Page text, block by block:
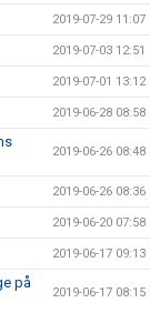
2019-07-29 11:07
2019-07-03 12:51
2019-07-01 13:12
2019-06-28 08:58
2019-06-26 08:48
2019-06-26 08:36
2019-06-20 07:58
2019-06-17 09:13
på
2019-06-17 08:15